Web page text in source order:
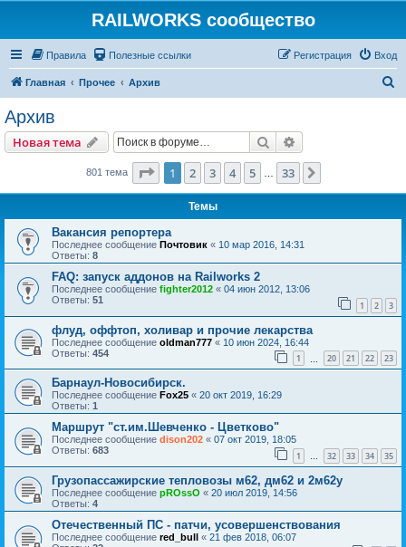
RAILWORKS сообщество
Правила Полезные ссылки Вход
Регистрация
Главная Прочее Архив
Архив
Новая тема Поиск
801 тема Страница из 33
1 2 3 4 5 33
Темы
Вакансия репортера
Последнее сообщение Почтовик « 10 мар 2016, 14:31
Ответы: 8
FAQ: запуск аддонов на Railworks 2
Последнее сообщение fighter2012 « 04 июн 2012, 13:06
Ответы: 51 1 2 3
флуд, оффтоп, холивар и прочие лекарства
Последнее сообщение oldman777 « 10 июн 2024, 16:44
Ответы: 454 1 20 21 22 23
Барнаул-Новосибирск.
Последнее сообщение Fox25 « 20 окт 2019, 16:29
Ответы: 1
Маршрут "ст.им.Шевченко - Цветково"
Последнее сообщение dison202 « 07 окт 2019, 18:05
Ответы: 683 1 … 32 33 34 35
Грузопассажирские тепловозы м62, дм62 и 2м62у
Последнее сообщение pROssO « 20 июл 2019, 14:56
Ответы: 4
Отечественный ПС - патчи, усовершенствования
Последнее сообщение red_bull « 21 фев 2018, 06:07